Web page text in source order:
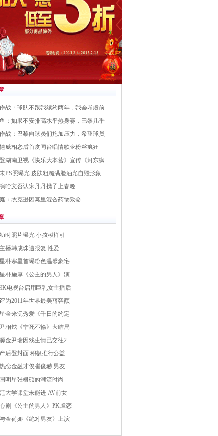
战：球队不跟我续约两年，我会考虑前
：如果不安排高水平热身赛，巴黎几乎
战：巴黎向球员们施加压力，希望球员
威相恋后首度同台唱情歌令粉丝疯狂
湖南卫视《快乐大本营》宣传《河东狮
PS照曝光 皮肤粗糙满脸油光自毁形象
哈文否认宋丹丹携子上春晚
：杰克逊因莫里混合药物致命
时照片曝光 小孩模样引
播韩成珠遭报复 性爱
朴寒星首曝粉色温馨豪宅
朴施厚《公主的男人》演
电视台启用巨乳女主播后
为2011年世界最美丽容颜
金来沅秀爱《千日的约定
相铉《宁死不输》大结局
金尹瑞因戏生情已交往2
后登封面 积极推行公益
恋金融才俊崔俊赫 男友
明星张根硕的潮流时尚
大学课堂未能进 AV前女
剧《公主的男人》PK虐恋
金荷娜《绝对男友》上演